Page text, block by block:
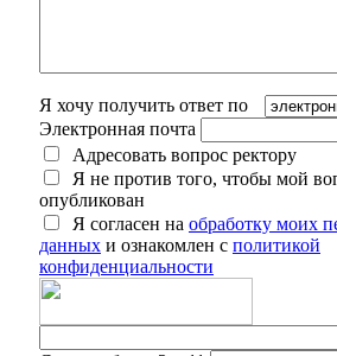
Я хочу получить ответ по
Электронная почта
Адресовать вопрос ректору
Я не против того, чтобы мой
опубликован
Я согласен на обработку моих
данных и ознакомлен с политикой
конфиденциальности